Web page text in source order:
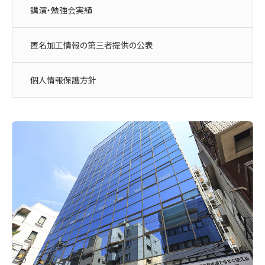
講演・勉強会実績
匿名加工情報の第三者提供の公表
個人情報保護方針